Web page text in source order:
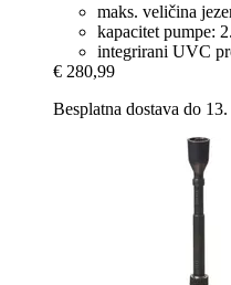
maks. veličina
kapacitet pumpe:
integrirani UVC
€ 280,99
Besplatna dostava do